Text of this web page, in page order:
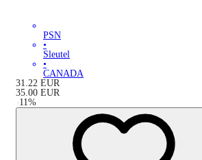
PSN
•
Sleutel
•
CANADA
31.22 EUR
35.00 EUR
-11%